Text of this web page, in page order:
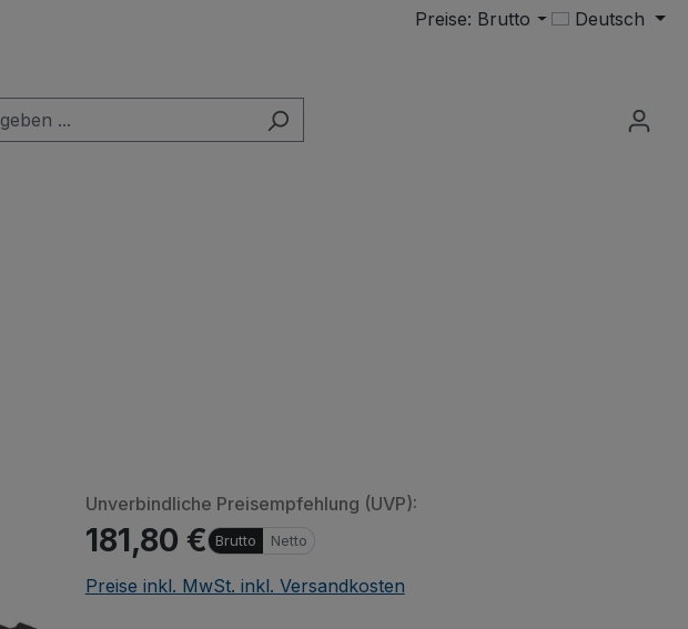
Preise: Brutto Deutsch
Unverbindliche Preisempfehlung (UVP):
181,80 € Brutto Netto
Preise inkl. MwSt. inkl. Versandkosten